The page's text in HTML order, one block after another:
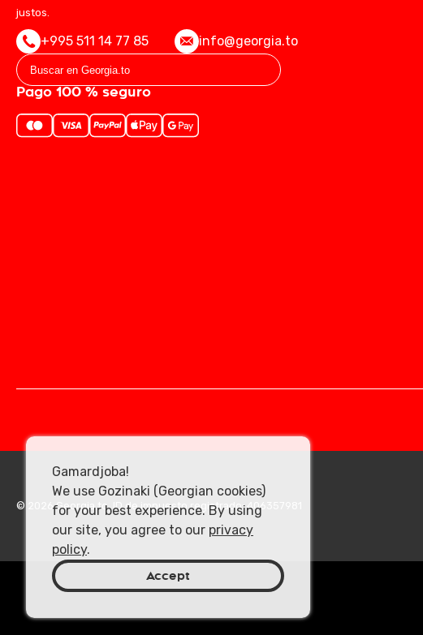
justos.
+995 511 14 77 85 info@georgia.to
Pago 100 % seguro
© 2026 Georgia.to. ID de impuesto registrado: 406357981
Gamardjoba!
We use Gozinaki (Georgian cookies)
for your best experience. By using
our site, you agree to our privacy
policy.
Accept